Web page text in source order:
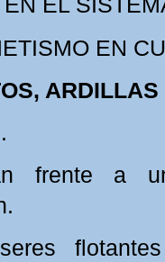
EL
EN
frente a